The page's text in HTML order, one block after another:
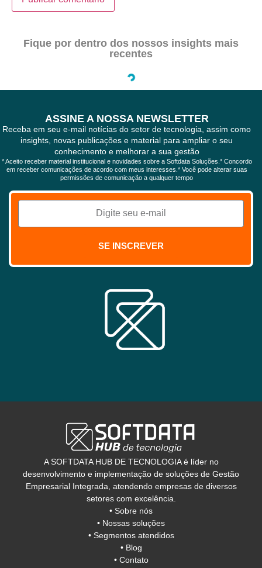
Fique por dentro dos nossos insights mais
recentes
Como Calcular o ROI Real de um Projeto de WMS (e Por
A diferença entre sucesso e fracasso na implementação de WMS
está em uma mudança de perspectiva simples, mas revolucionária.
Existe um momento decisivo na vida…
ASSINE A NOSSA NEWSLETTER
Receba em seu e-mail notícias do setor de tecnologia, assim como
insights, novas publicações e material para ampliar o seu
conhecimento e melhorar a sua gestão
em receber comunicações de acordo com meus interesses.* Você pode alterar suas
permissões de comunicação a qualquer tempo
SE INSCREVER